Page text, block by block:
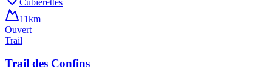
11km
Ouvert
Trail
Trail des Confins